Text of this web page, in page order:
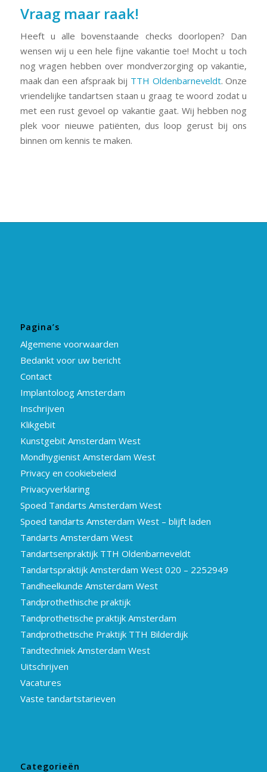
Vraag maar raak!
Heeft u alle bovenstaande checks doorlopen? Dan
wensen wij u een hele fijne vakantie toe! Mocht u toch
nog vragen hebben over mondverzorging op vakantie,
maak dan een afspraak bij TTH Oldenbarneveldt. Onze
vriendelijke tandartsen staan u graag te woord zodat u
met een rust gevoel op vakantie gaat. Wij hebben nog
plek voor nieuwe patiënten, dus loop gerust bij ons
binnen om kennis te maken.
Pagina’s
Algemene voorwaarden
Bedankt voor uw bericht
Contact
Implantoloog Amsterdam
Inschrijven
Klikgebit
Kunstgebit Amsterdam West
Mondhygienist Amsterdam West
Privacy en cookiebeleid
Privacyverklaring
Spoed Tandarts Amsterdam West
Spoed tandarts Amsterdam West – blijft laden
Tandarts Amsterdam West
Tandartsenpraktijk TTH Oldenbarneveldt
Tandartspraktijk Amsterdam West 020 – 2252949
Tandheelkunde Amsterdam West
Tandprothethische praktijk
Tandprothetische praktijk Amsterdam
Tandprothetische Praktijk TTH Bilderdijk
Tandtechniek Amsterdam West
Uitschrijven
Vacatures
Vaste tandartstarieven
Categorieën